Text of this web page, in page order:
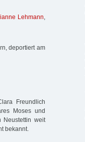
Lehmann,
deportiert am
Freundlich
Moses und
Neustettin weit
bekannt.